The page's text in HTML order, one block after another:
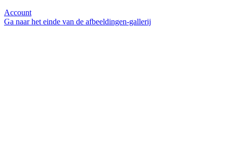
Account
Ga naar het einde van de afbeeldingen-gallerij